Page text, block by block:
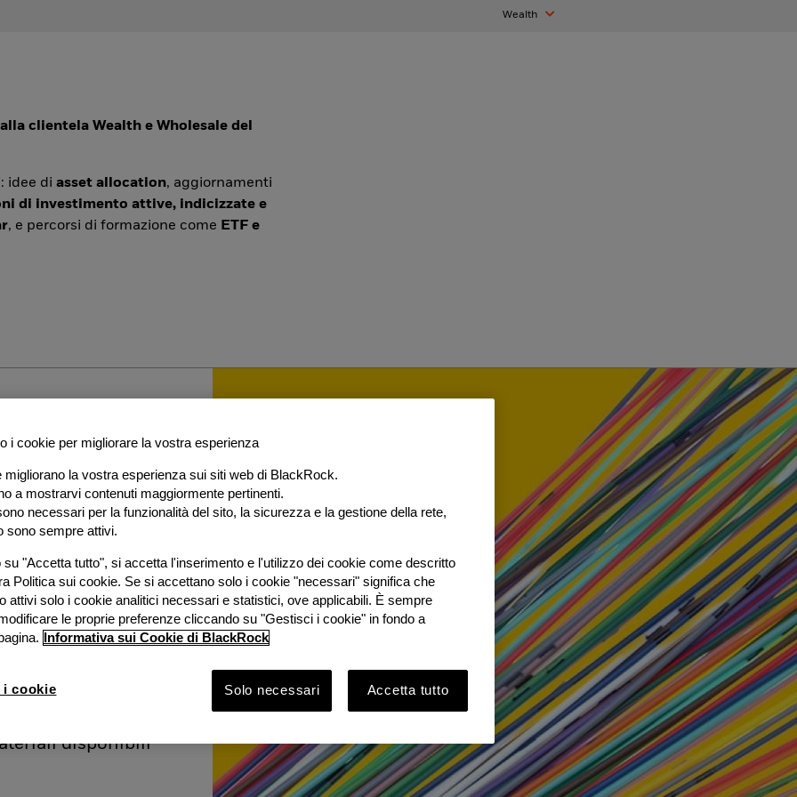
Wealth
alla clientela Wealth e Wholesale del
idee di asset allocation, aggiornamenti
di investimento attive, indicizzate e
, e percorsi di formazione come ETF e
2026 con
e
disponibili
i cookie per migliorare la vostra esperienza
migliorano la vostra esperienza sui siti web di BlackRock.
a mostrarvi contenuti maggiormente pertinenti.
necessari per la funzionalità del sito, la sicurezza e la gestione della rete,
sono sempre attivi.
su "Accetta tutto", si accetta l'inserimento e l'utilizzo dei cookie come descritto
Politica sui cookie. Se si accettano solo i cookie "necessari" significa che
attivi solo i cookie analitici necessari e statistici, ove applicabili. È sempre
le proprie preferenze cliccando su "Gestisci i cookie" in fondo a
Informativa sui Cookie di BlackRock
Solo necessari Accetta tutto
cookie